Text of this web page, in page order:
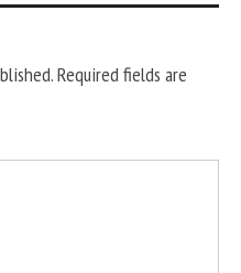
Required fields are